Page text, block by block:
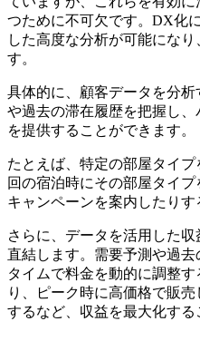
つために不可欠です。DX化
した高度な分析が可能にな
す。
具体的に、顧客データを分
や過去の滞在履歴を把握し
を提供することができます。
たとえば、特定の部屋タイ
回の宿泊時にその部屋タイ
キャンペーンを案内したりす
さらに、データを活用した
直結します。需要予測や過
タイムで料金を動的に調整
り、ピーク時に高価格で販
するなど、収益を最大化する